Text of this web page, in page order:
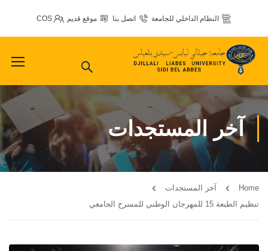
النظام الداخلي للجامعة اتصل بنا موقع قديم COS
آخر المستجدات
Home
آخر المستجدات
تنظيم الطبعة 15 للمهرجان الوطني للمسرح الجامعي‎